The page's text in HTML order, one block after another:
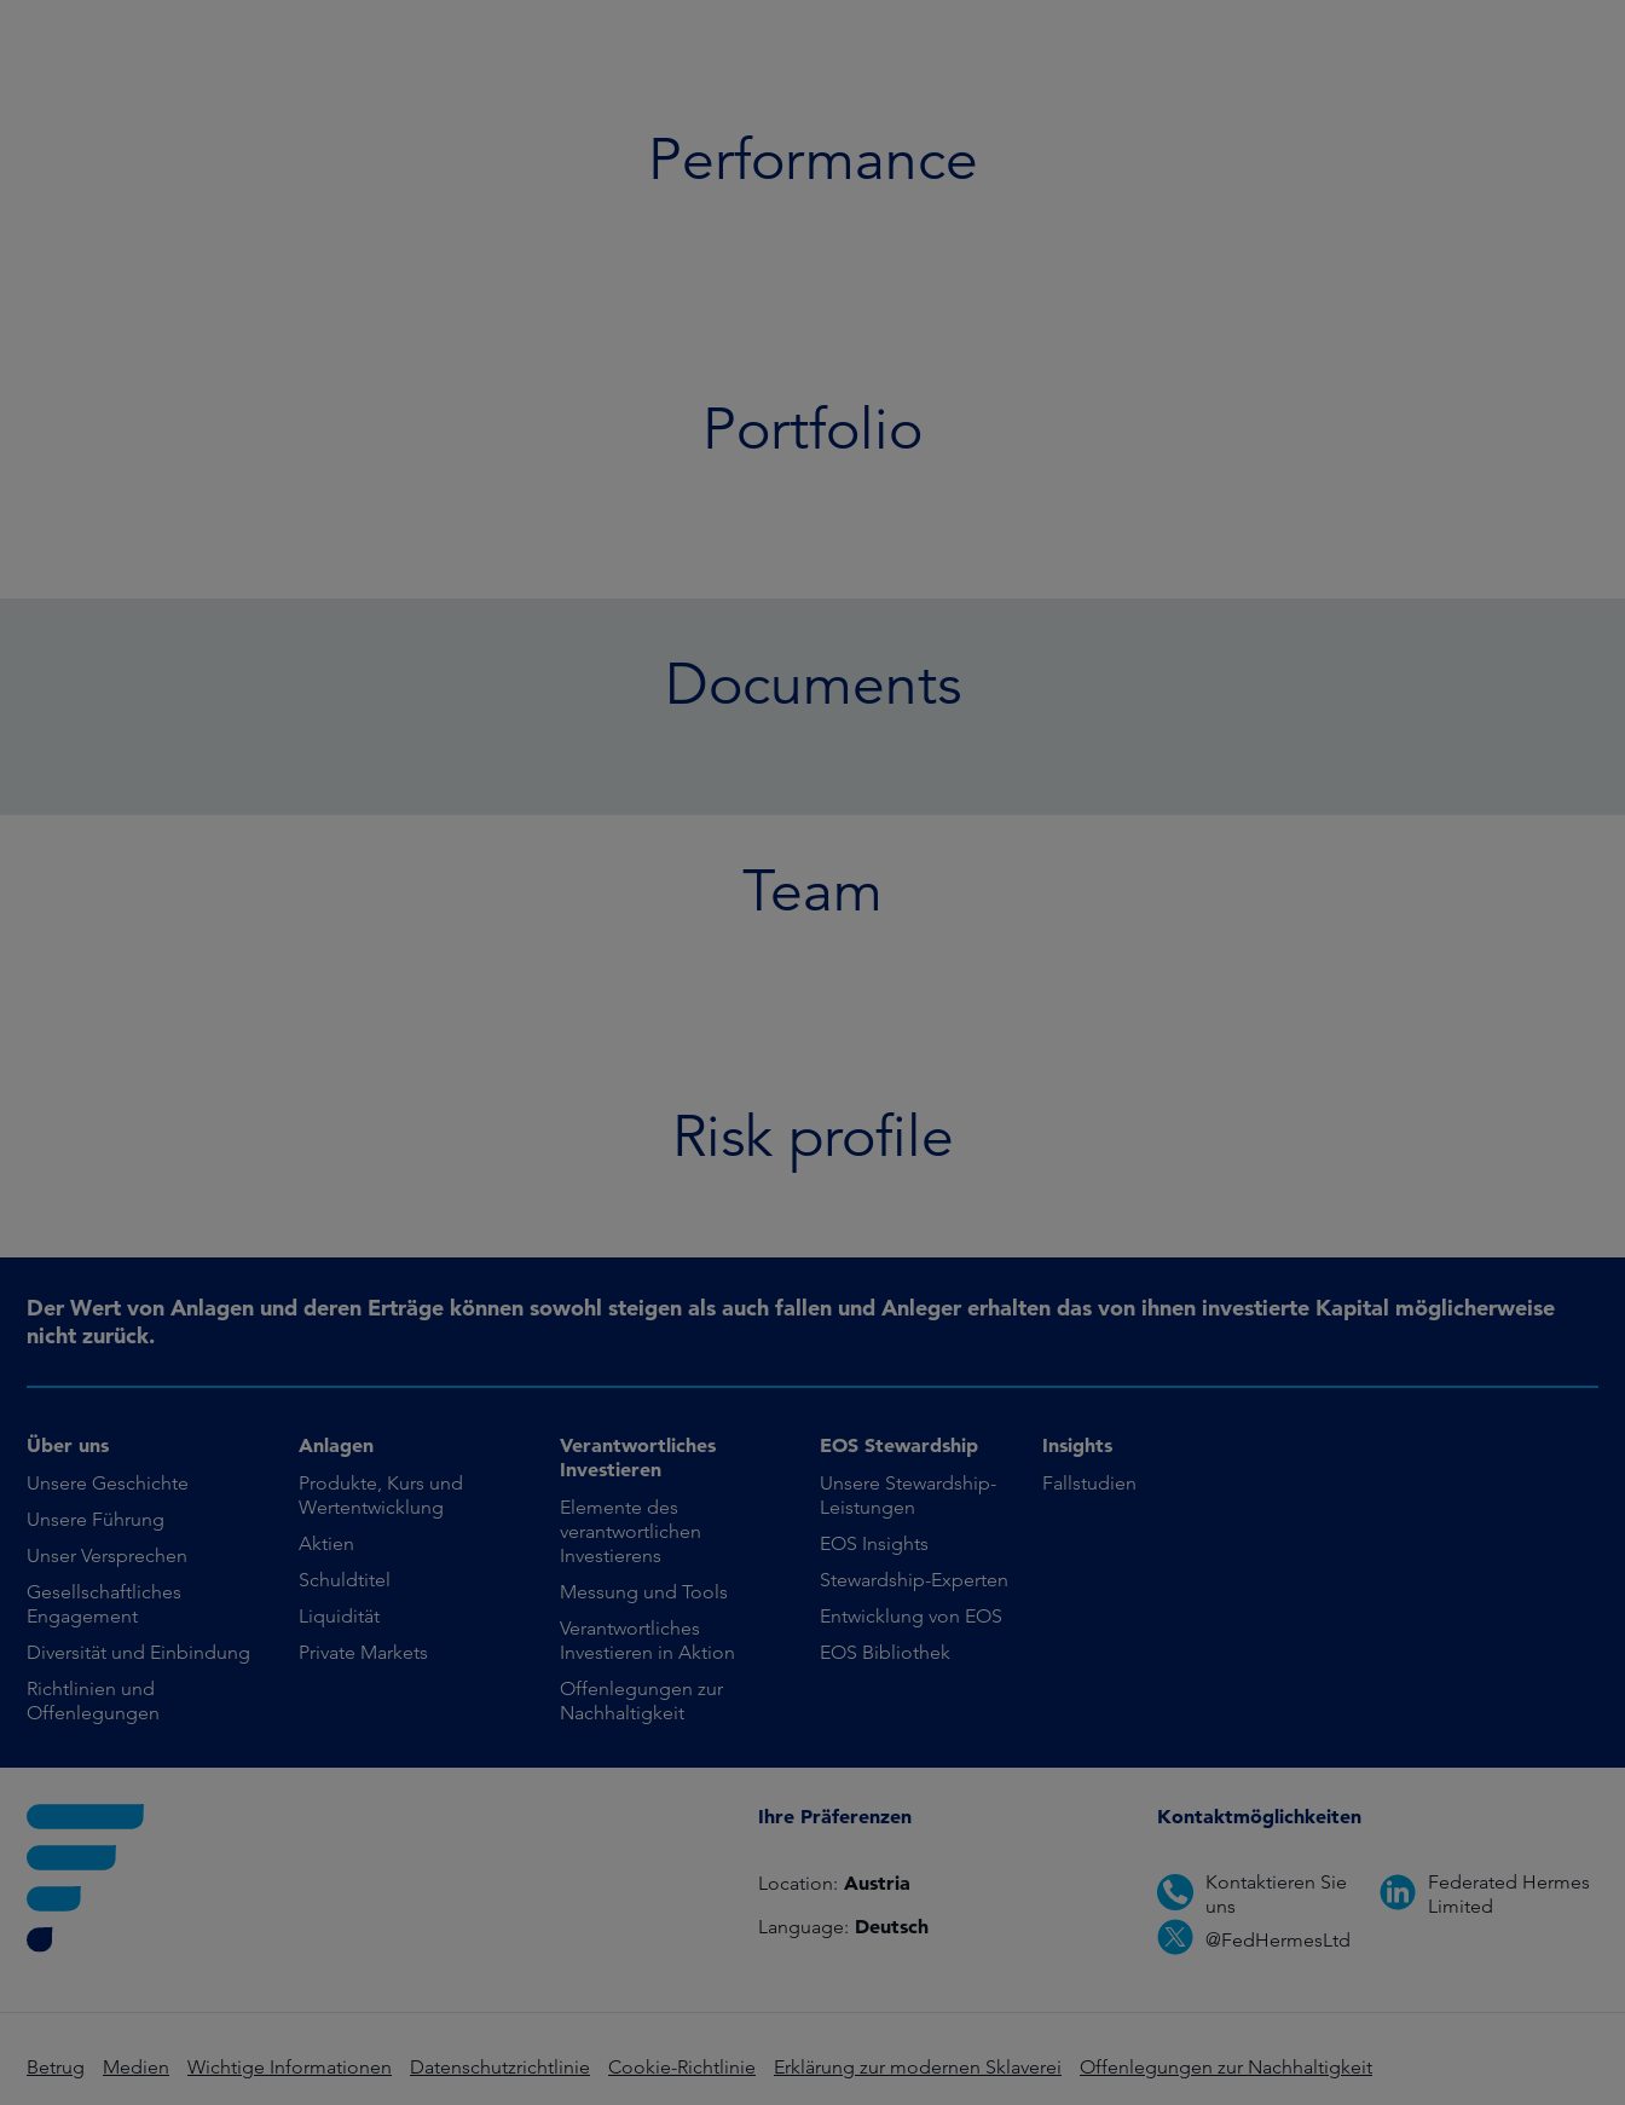
Performance
Portfolio
Documents
Team
Risk profile
Der Wert von Anlagen und deren Erträge können sowohl steigen als auch fallen und Anleger erhalten das von ihnen investierte Kapital möglicherweise
nicht zurück.
Über uns
Unsere Geschichte
Unsere Führung
Unser Versprechen
Gesellschaftliches
Engagement
Diversität und Einbindung
Richtlinien und
Offenlegungen
Anlagen
Produkte, Kurs und
Wertentwicklung
Aktien
Schuldtitel
Liquidität
Private Markets
Verantwortliches
Investieren
Elemente des
verantwortlichen
Investierens
Messung und Tools
Verantwortliches
Investieren in Aktion
Offenlegungen zur
Nachhaltigkeit
EOS Stewardship
Unsere Stewardship-
Leistungen
EOS Insights
Stewardship-Experten
Entwicklung von EOS
EOS Bibliothek
Insights
Fallstudien
Ihre Präferenzen
Location: Austria
Language: Deutsch
Kontaktmöglichkeiten
Kontaktieren Sie
uns
Federated Hermes
Limited
@FedHermesLtd
Betrug Medien Wichtige Informationen Datenschutzrichtlinie Cookie-Richtlinie Erklärung zur modernen Sklaverei Offenlegungen zur Nachhaltigkeit